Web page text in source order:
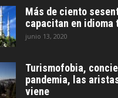
Más de ciento
capacitan en idioma
junio 13, 2020
Turismofobia,
pandemia, las
viene